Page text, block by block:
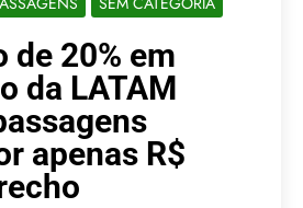
fortalece infraestrutura
Toda a Europa em Um
Atrações do Parque
Mini-Europe
4 De Agosto De 2026
Por Dentro do Atomium:
História, Ciência e a
Melhor Vista de
Bruxelas
4 De Agosto De 2026
de 20% em
da LATAM
apenas R$